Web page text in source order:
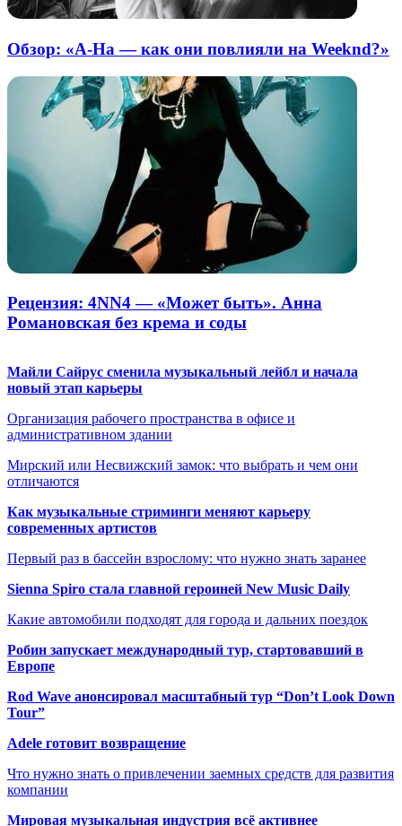
Обзор: «A-Ha — как они повлияли на Weeknd?»
Рецензия: 4NN4 — «Может быть». Анна
Романовская без крема и соды
Майли Сайрус сменила музыкальный лейбл и начала
новый этап карьеры
Организация рабочего пространства в офисе и
административном здании
Мирский или Несвижский замок: что выбрать и чем они
отличаются
Как музыкальные стриминги меняют карьеру
современных артистов
Первый раз в бассейн взрослому: что нужно знать заранее
Sienna Spiro стала главной героиней New Music Daily
Какие автомобили подходят для города и дальних поездок
Робин запускает международный тур, стартовавший в
Европе
Rod Wave анонсировал масштабный тур “Don’t Look Down
Tour”
Adele готовит возвращение
Что нужно знать о привлечении заемных средств для развития
компании
Мировая музыкальная индустрия всё активнее